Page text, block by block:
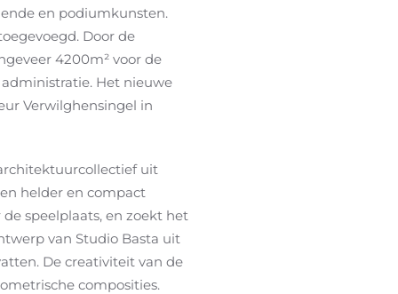
en podiumkunsten.
Door de
4200m² voor de
Het nieuwe
Verwilghensingel in
uit
helder en compact
speelplaats, en zoekt het
van Studio Basta uit
De creativiteit van de
composities.